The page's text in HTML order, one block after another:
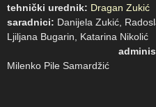
tehnički urednik: Dragan Zukić
saradnici: Danijela Zukić,
Ljiljana Bugarin,
Milenko Pile Samardžić